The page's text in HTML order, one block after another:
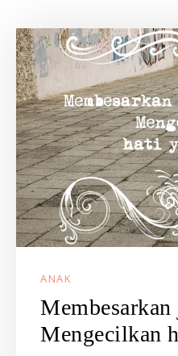
ANAK
Mengecilkan